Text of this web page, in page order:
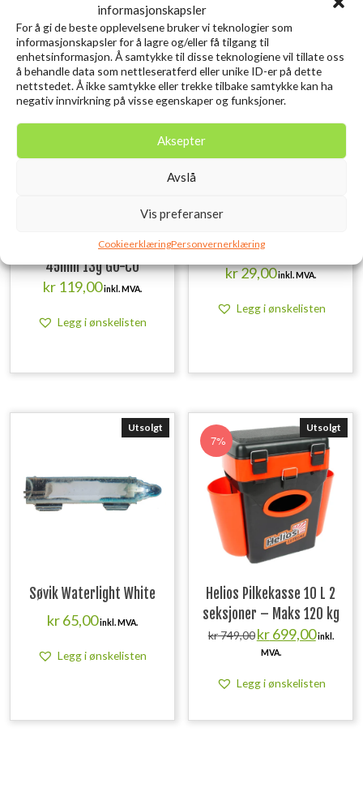
informasjonskapsler
For å gi de beste opplevelsene bruker vi teknologier som
informasjonskapsler for å lagre og/eller få tilgang til
enhetsinformasjon. Å samtykke til disse teknologiene vil tillate oss
å behandle data som nettleseratferd eller unike ID-er på dette
nettstedet. Å ikke samtykke eller trekke tilbake samtykke kan ha
negativ innvirkning på visse egenskaper og funksjoner.
Aksepter
Avslå
Vis preferanser
CookieerklæringPersonvernerklæring
Relaterte produkter
Ice Attack Tornado Pimpel
45mm 13g GO-CU
kr119,00inkl. MVA.
Legg i ønskelisten
Snap Dobbel Stor
kr29,00inkl. MVA.
Legg i ønskelisten
Utsolgt
Søvik Waterlight White
kr65,00inkl. MVA.
Legg i ønskelisten
7%
Utsolgt
Helios Pilkekasse 10 L 2
seksjoner – Maks 120 kg
kr749,00 Opprinnelig
pris
var:
kr699,00
pris
inkl.
MVA.
Legg i ønskelisten